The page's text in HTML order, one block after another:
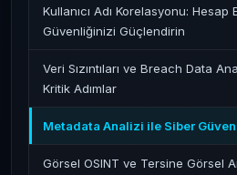
Kullanıcı Adı Korelasyonu:
Güvenliğinizi Güçlendirin
Veri Sızıntıları ve Breach Data
Kritik Adımlar
Metadata Analizi ile Siber
Görsel OSINT ve Tersine Görsel